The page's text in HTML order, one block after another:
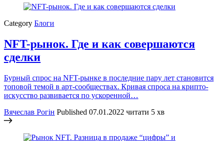
Category Блоги
NFT-рынок. Где и как совершаются
сделки
Бурный спрос на NFT-рынке в последние пару лет становится
топовой темой в арт-сообществах. Кривая спроса на крипто-
искусство развивается по ускоренной…
Вячеслав Рогін Published 07.01.2022 читати 5 хв